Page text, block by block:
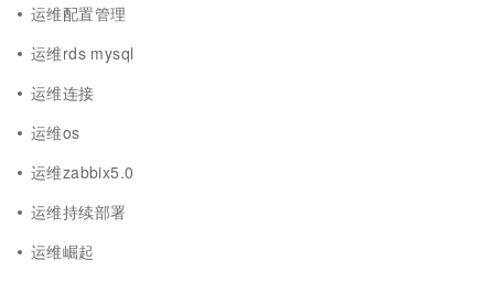
运维配置管理
运维rds mysql
运维连接
运维os
运维zabbix5.0
运维持续部署
运维崛起